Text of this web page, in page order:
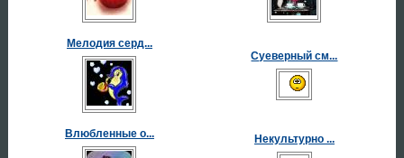
Мелодия серд...
Суеверный см...
Влюбленные о... Некультурно ...